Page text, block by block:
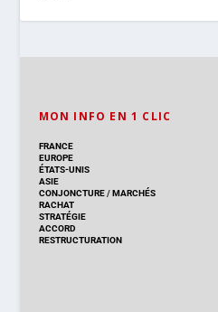
MON INFO EN 1 CLIC
FRANCE
EUROPE
ÉTATS-UNIS
ASIE
CONJONCTURE/MARCHÉS
RACHAT
STRATÉGIE
ACCORD
RESTRUCTURATION